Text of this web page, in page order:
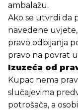
ambalažu.
Ako se utvrdi da
navedene uvjete,
pravo odbijanja
pravo na povrat
Izuzeća od
Kupac nema
slučajevima
potrošača, a